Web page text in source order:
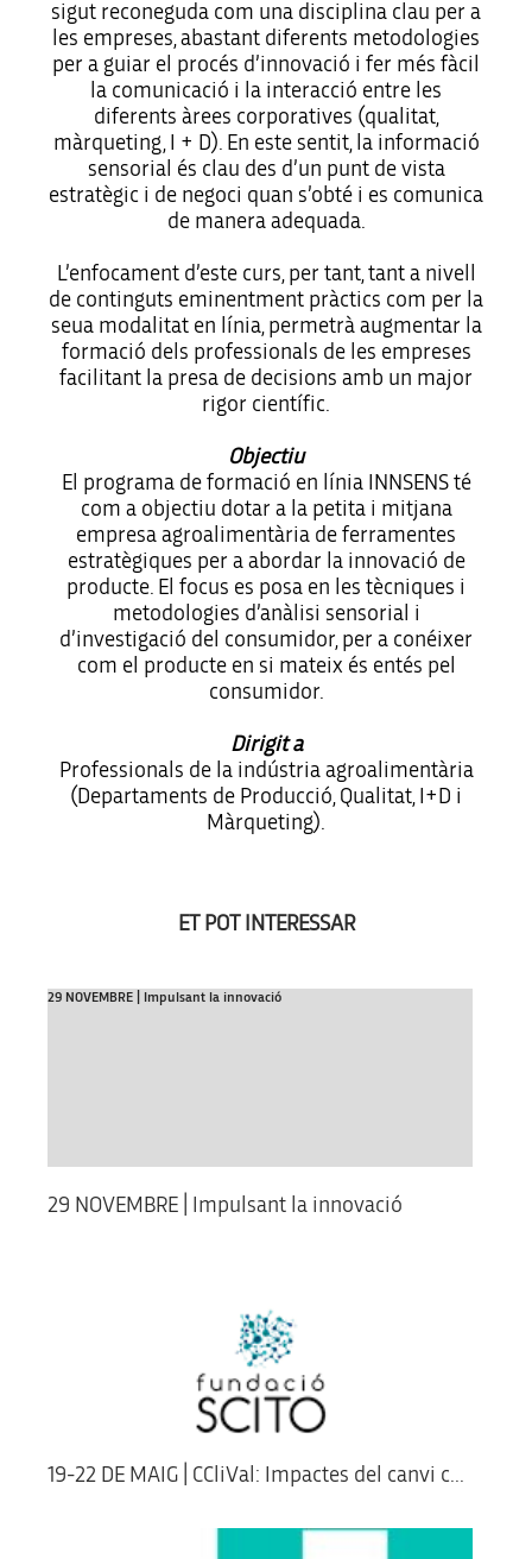
sigut reconeguda com una disciplina clau per a
les empreses, abastant diferents metodologies
per a guiar el procés d’innovació i fer més fàcil
la comunicació i la interacció entre les
diferents àrees corporatives (qualitat,
màrqueting, I + D). En este sentit, la informació
sensorial és clau des d’un punt de vista
estratègic i de negoci quan s’obté i es comunica
de manera adequada.
L’enfocament d’este curs, per tant, tant a nivell
de continguts eminentment pràctics com per la
seua modalitat en línia, permetrà augmentar la
formació dels professionals de les empreses
facilitant la presa de decisions amb un major
rigor científic.
Objectiu
El programa de formació en línia INNSENS té
com a objectiu dotar a la petita i mitjana
empresa agroalimentària de ferramentes
estratègiques per a abordar la innovació de
producte. El focus es posa en les tècniques i
metodologies d’anàlisi sensorial i
d’investigació del consumidor, per a conéixer
com el producte en si mateix és entés pel
consumidor.
Dirigit a
Professionals de la indústria agroalimentària
(Departaments de Producció, Qualitat, I+D i
Màrqueting).
ET POT INTERESSAR
29 NOVEMBRE | Impulsant la innovació
29 NOVEMBRE | Impulsant la innovació
19-22 DE MAIG | CCliVal: Impactes del canvi c...